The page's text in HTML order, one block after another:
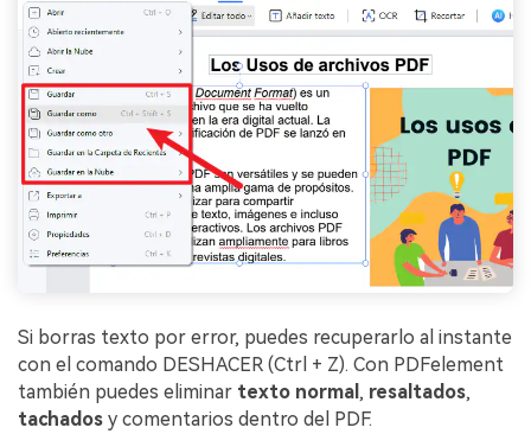
Si borras texto por error, puedes recuperarlo al instante
con el comando DESHACER (Ctrl + Z). Con PDFelement
también puedes eliminar texto normal , resaltados,
tachados y comentarios dentro del PDF.